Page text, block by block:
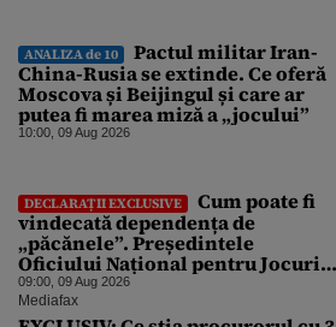
ANALIZA de 10
Pactul militar Iran-
China-Rusia se extinde. Ce oferă
Moscova și Beijingul și care ar
putea fi marea miză a „jocului”
10:00, 09 Aug 2026
DECLARAȚII EXCLUSIVE
Cum poate fi
vindecată dependența de
„păcănele”. Președintele
Oficiului Național pentru Jocuri
de Noroc propune o ordonanță de
urgență istorică și explică
09:00, 09 Aug 2026
Mediafax